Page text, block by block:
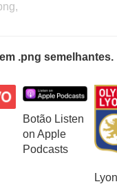
.png semelhantes.
Botão Listen
on Apple
Podcasts